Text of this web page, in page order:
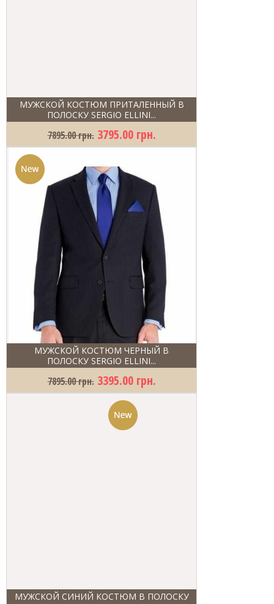
МУЖСКОЙ КОСТЮМ ПРИТАЛЕННЫЙ В
ПОЛОСКУ SERGIO ELLINI...
7895.00 грн. 3795.00 грн.
МУЖСКОЙ КОСТЮМ ЧЕРНЫЙ В
ПОЛОСКУ SERGIO ELLINI...
7895.00 грн. 3395.00 грн.
МУЖСКОЙ СИНИЙ КОСТЮМ В ПОЛОСКУ